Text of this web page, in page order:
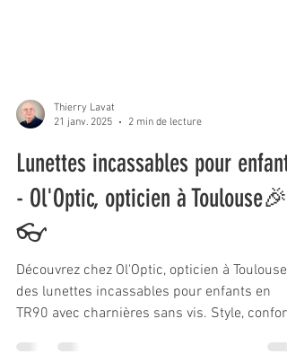
Thierry Lavat
21 janv. 2025
2 min de lecture
Lunettes incassables pour enfants
- Ol'Optic, opticien à Toulouse🎉
👓
Découvrez chez Ol'Optic, opticien à Toulouse,
des lunettes incassables pour enfants en
TR90 avec charnières sans vis. Style, confort